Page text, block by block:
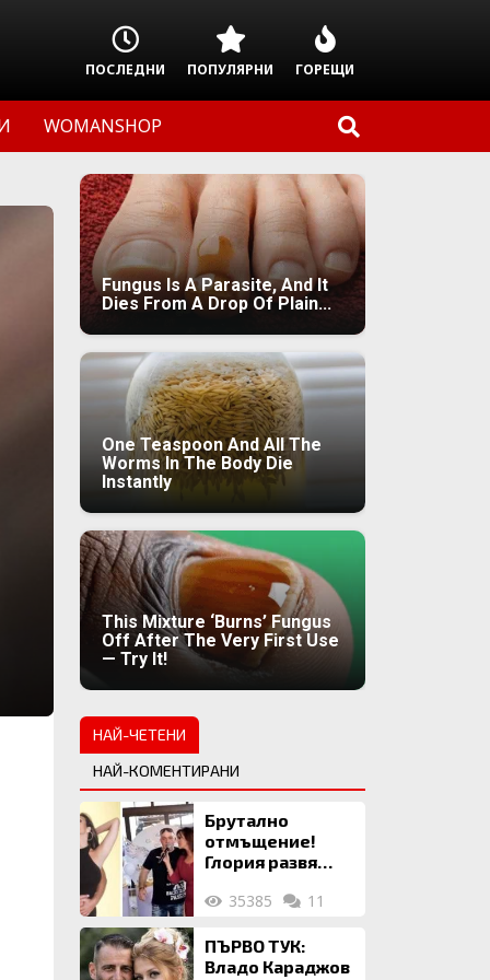
ПОСЛЕДНИ ПОПУЛЯРНИ ГОРЕЩИ
WOMANSHOP
Fungus Is A Parasite, And It
Dies From A Drop Of Plain...
One Teaspoon And All The
Worms In The Body Die
Instantly
This Mixture ‘Burns’ Fungus
Off After The Very First Use
— Try It!
НАЙ-ЧЕТЕНИ
НАЙ-КОМЕНТИРАНИ
Брутално
отмъщение!
Глория развя
на Илия: Ожени
жена, заряза
Симона, за да
35385 11
ПЪРВО ТУК:
Владо Караджов